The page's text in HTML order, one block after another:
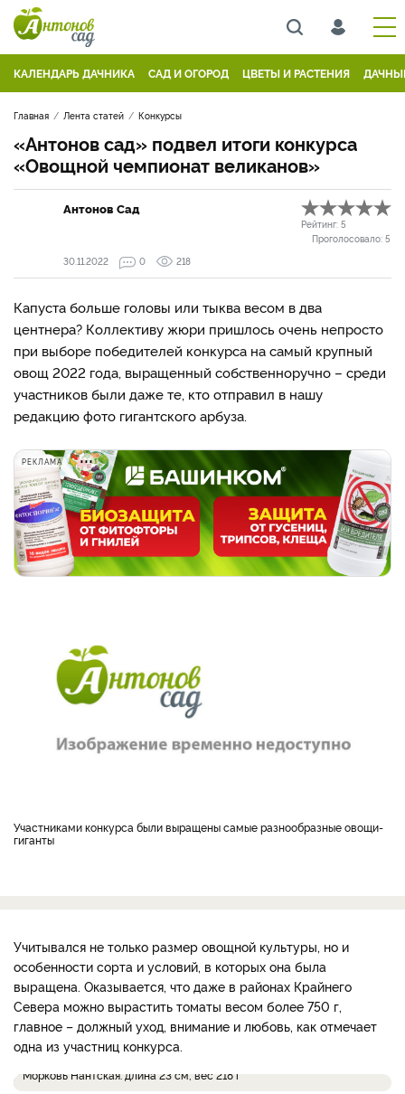
КАЛЕНДАРЬ ДАЧНИКА САД И ОГОРОД ЦВЕТЫ И РАСТЕНИЯ
Главная Лента статей Конкурсы
«Антонов сад» подвел итоги конкурса
«Овощной чемпионат великанов»
Антонов Сад
Рейтинг: 5
Проголосовало: 5
30.11.2022
0 218
Капуста больше головы или тыква весом в два
центнера? Коллективу жюри пришлось очень непросто
при выборе победителей конкурса на самый крупный
овощ 2022 года, выращенный собственноручно – среди
участников были даже те, кто отправил в нашу
редакцию фото гигантского арбуза.
РЕКЛАМА
Участниками конкурса были выращены самые разнообразные овощи-
гиганты
Учитывался не только размер овощной культуры, но и
особенности сорта и условий, в которых она была
выращена. Оказывается, что даже в районах Крайнего
Севера можно вырастить томаты весом более 750 г,
главное – должный уход, внимание и любовь, как отмечает
одна из участниц конкурса.
Морковь Нантская: длина 23 см, вес 218 г